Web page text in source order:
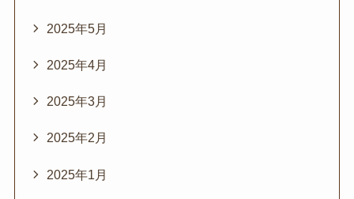
2025年5月
2025年4月
2025年3月
2025年2月
2025年1月